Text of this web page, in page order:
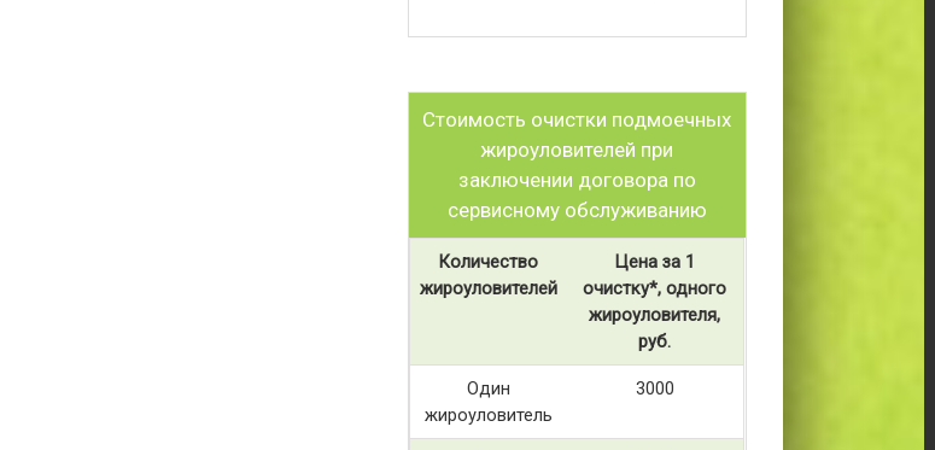
Стоимость очистки подмоечных
жироуловителей при
заключении договора по
сервисному обслуживанию
Количество
жироуловителей
Цена за 1
очистку*, одного
жироуловителя,
руб.
Один
жироуловитель
3000